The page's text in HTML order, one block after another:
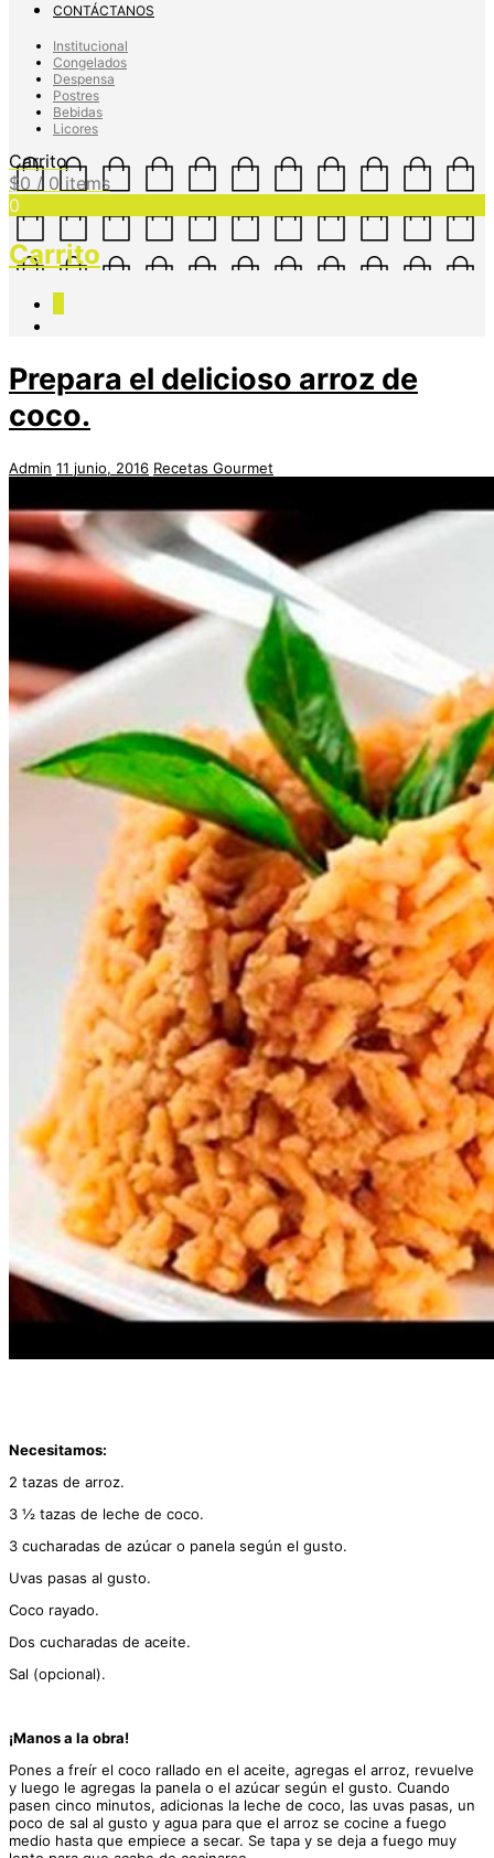
CONTÁCTANOS
Institucional
Congelados
Despensa
Postres
Bebidas
Licores
Carrito
$0 / 0 items
0
Carrito
Prepara el delicioso arroz de
coco.
Admin 11 junio, 2016 Recetas Gourmet
Necesitamos:
2 tazas de arroz.
3 ½ tazas de leche de coco.
3 cucharadas de azúcar o panela según el gusto.
Uvas pasas al gusto.
Coco rayado.
Dos cucharadas de aceite.
Sal (opcional).
¡Manos a la obra!
Pones a freír el coco rallado en el aceite, agregas el arroz, revuelve
y luego le agregas la panela o el azúcar según el gusto. Cuando
pasen cinco minutos, adicionas la leche de coco, las uvas pasas, un
poco de sal al gusto y agua para que el arroz se cocine a fuego
medio hasta que empiece a secar. Se tapa y se deja a fuego muy